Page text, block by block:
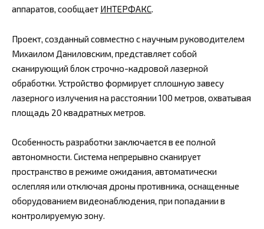
аппаратов, сообщает ИНТЕРФАКС.
Проект, созданный совместно с научным руководителем
Михаилом Даниловским, представляет собой
сканирующий блок строчно-кадровой лазерной
обработки. Устройство формирует сплошную завесу
лазерного излучения на расстоянии 100 метров, охватывая
площадь 20 квадратных метров.
Особенность разработки заключается в ее полной
автономности. Система непрерывно сканирует
пространство в режиме ожидания, автоматически
ослепляя или отключая дроны противника, оснащенные
оборудованием видеонаблюдения, при попадании в
контролируемую зону.